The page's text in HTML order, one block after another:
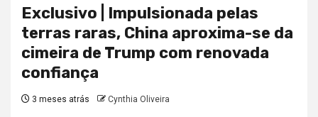
Exclusivo | Impulsionada pelas
terras raras, China aproxima-se da
cimeira de Trump com renovada
confiança
3 meses atrás Cynthia Oliveira